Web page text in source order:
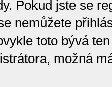
Pokud jste se
nemůžete
toto bývá
možná